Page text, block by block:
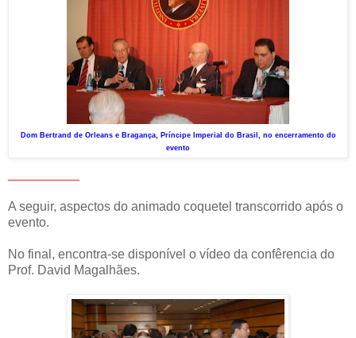
Dom Bertrand de Orleans e Bragança, Príncipe Imperial do Brasil, no encerramento do
evento
A seguir, aspectos do animado coquetel transcorrido após o
evento.
No final, encontra-se disponível o vídeo da confêrencia do
Prof. David Magalhães.